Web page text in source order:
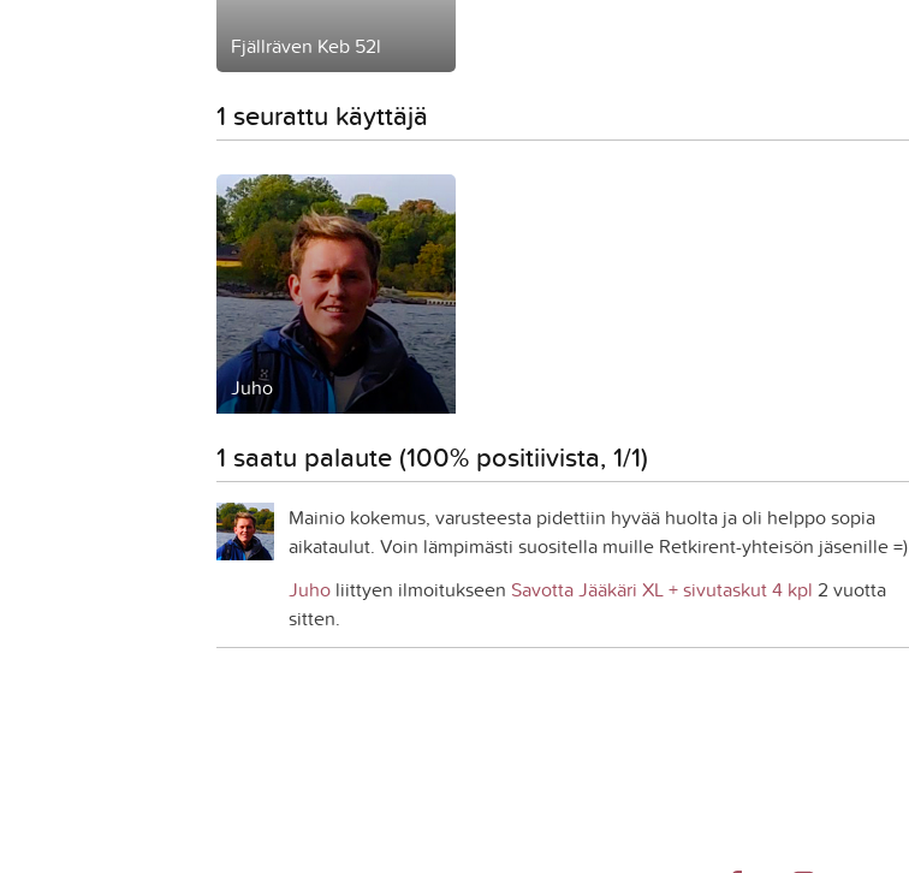
Fjällräven Keb 52l
1 seurattu käyttäjä
Juho
1 saatu palaute (100% positiivista, 1/1)
Mainio kokemus, varusteesta pidettiin hyvää huolta ja oli helppo sopia
aikataulut. Voin lämpimästi suositella muille Retkirent-yhteisön jäsenille =)
Juho liittyen ilmoitukseen Savotta Jääkäri XL + sivutaskut 4 kpl 2 vuotta
sitten.